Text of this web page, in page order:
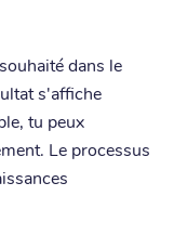
dans le
s'affiche
tu peux
Le processus